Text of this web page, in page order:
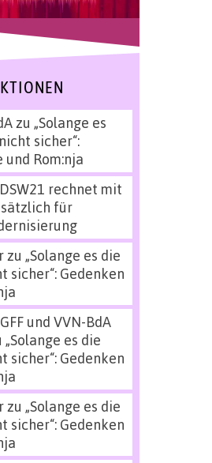
zu „Solange es
sicher“:
und Rom:nja
DSW21 rechnet mit
für
zu „Solange es die
sicher“: Gedenken
und VVN-BdA
„Solange es die
sicher“: Gedenken
zu „Solange es die
sicher“: Gedenken